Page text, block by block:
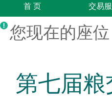
首 页 交易
您现在的座
第七届粮